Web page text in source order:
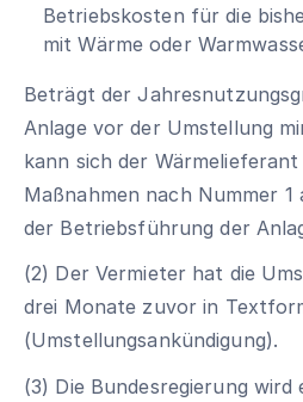
Betriebskosten für die
mit Wärme oder
Beträgt der
Anlage vor der Umstellung
kann sich der
Maßnahmen nach Nummer 1
der Betriebsführung der
(2) Der Vermieter hat die
drei Monate zuvor in
(Umstellungsankündigung).
(3) Die Bundesregierung